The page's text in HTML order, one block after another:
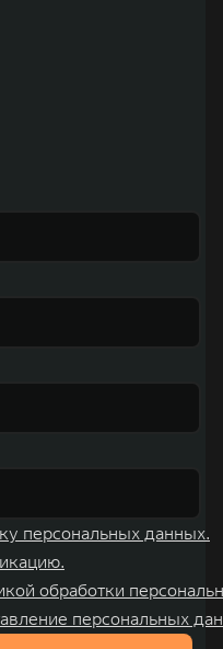
персональных данных.
обработки
персональных